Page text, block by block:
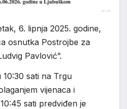
6. lipnja 2025. godine,
osnutka Postrojbe za
Pavlović”.
sati na Trgu
vijenaca i
sati predviđen je